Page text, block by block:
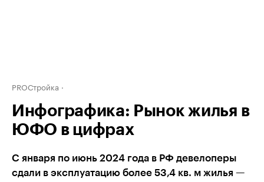
PROСтройка
Инфографика: Рынок жилья в
ЮФО в цифрах
С января по июнь 2024 года в РФ девелоперы
сдали в эксплуатацию более 53,4 кв. м жилья —